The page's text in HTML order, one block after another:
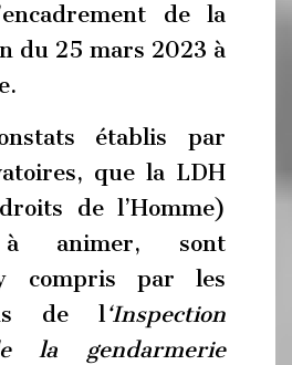
de la
du 25 mars 2023 à
établis par
que la LDH
de l’Homme)
à animer, sont
compris par les
de l‘Inspection
la gendarmerie